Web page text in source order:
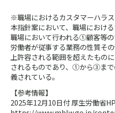
※職場におけるカスタマーハラ
本指針案において、職場におけ
職場において行われる①顧客等
労働者が従事する業務の性質そ
上許容される範囲を超えたもの
されるものであり、①から③まで
義されている。
【参考情報】
2025年12月10日付 厚生労働省HP